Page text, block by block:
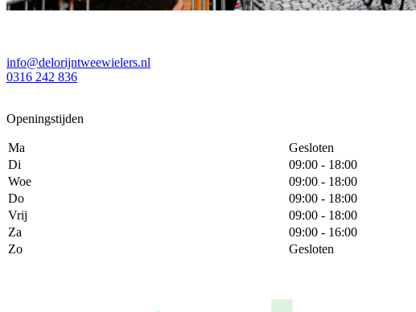
info@delorijntweewielers.nl
0316 242 836
Openingstijden
Ma
Gesloten
Di
09:00 - 18:00
Woe
09:00 - 18:00
Do
09:00 - 18:00
Vrij
09:00 - 18:00
Za
09:00 - 16:00
Zo
Gesloten